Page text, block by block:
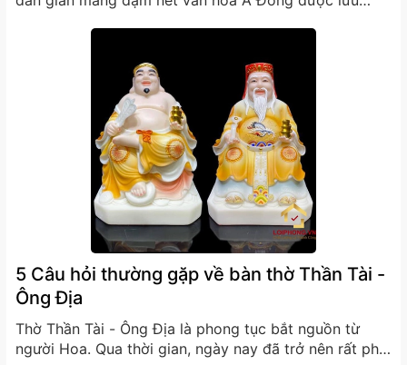
nghề,… Nhưng tín ngưỡng thờ cúng...
5 Câu hỏi thường gặp về bàn thờ Thần Tài -
Ông Địa
Thờ Thần Tài - Ông Địa là phong tục bắt nguồn từ
người Hoa. Qua thời gian, ngày nay đã trở nên rất phổ